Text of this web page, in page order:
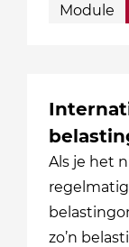
Module
Als je het
zo’n